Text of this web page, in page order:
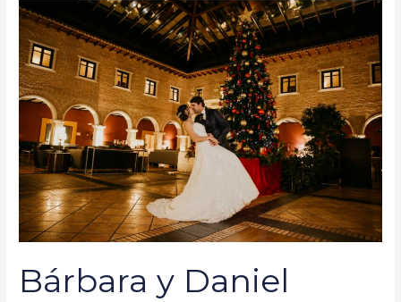
Bárbara y Daniel
Bárbara
y
Daniel
#YaSeHanCasado